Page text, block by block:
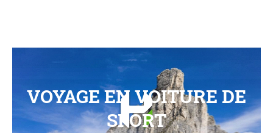
VOYAGE EN VOITURE DE
SPORT